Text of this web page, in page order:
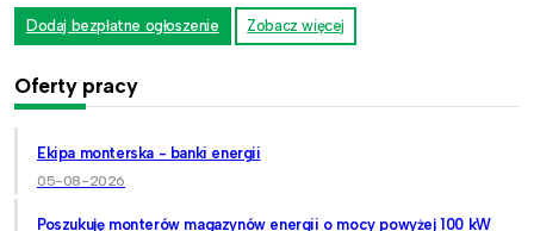
Dodaj bezpłatne ogłoszenie Zobacz więcej
Oferty pracy
Ekipa monterska - banki energii
05-08-2026
Poszukuję monterów magazynów energii o mocy powyżej 100 kW